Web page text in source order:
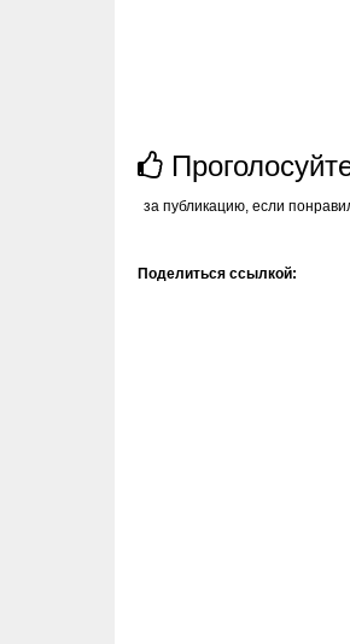
за публикацию, если
Поделиться ссылкой: